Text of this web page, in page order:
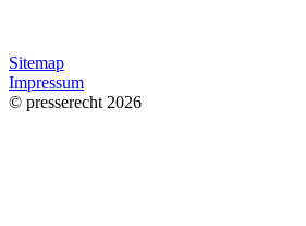
Sitemap
Impressum
© presserecht 2026